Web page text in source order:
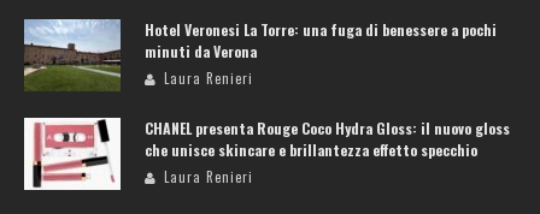
Hotel Veronesi La Torre: una fuga di benessere a pochi
minuti da Verona
Laura Renieri
CHANEL presenta Rouge Coco Hydra Gloss: il nuovo gloss
che unisce skincare e brillantezza effetto specchio
Laura Renieri